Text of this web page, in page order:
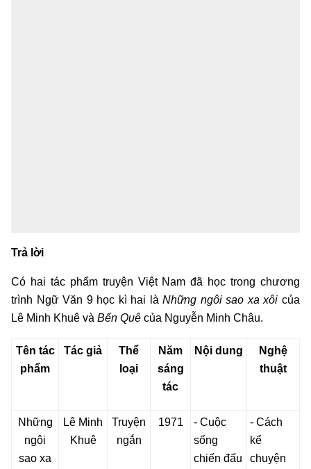
Trả lời
Có hai tác phẩm truyện Việt Nam đã học trong chương
trình Ngữ Văn 9 học kì hai làNhững ngôi sao xa xôi của
Lê Minh Khuê và Bến Quê của Nguyễn Minh Châu.
Tên tác
phẩm
Tác giả
Thể
loại
Năm
sáng
tác
Nội dung
Nghệ
thuật
Những
ngôi
sao xa
Lê Minh
Khuê
Truyện
ngắn
1971
- Cuộc
sống
chiến đấu
- Cách
kể
chuyện